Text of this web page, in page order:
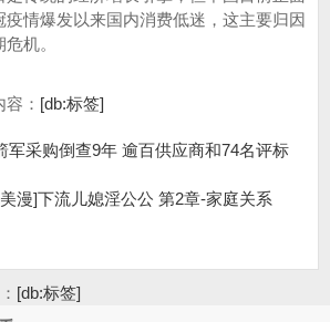
疫情爆发以来国内消费低迷，这主要归因
机。
： [db:标签]
军采购倒查9年 逾百供应商和74名评标
漫]下流儿媳淫公公 第2章-家庭关系
[db:标签]